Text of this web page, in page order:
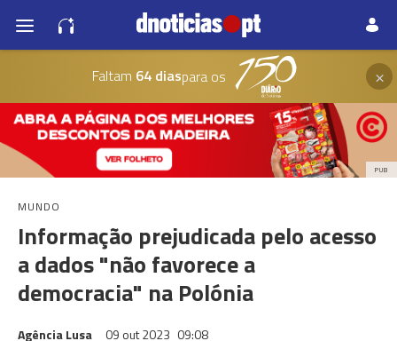
Faltam 64 diaspara os ×
PUB
MUNDO
Informação prejudicada pelo acesso
a dados "não favorece a
democracia" na Polónia
Agência Lusa 09 out 2023 09:08